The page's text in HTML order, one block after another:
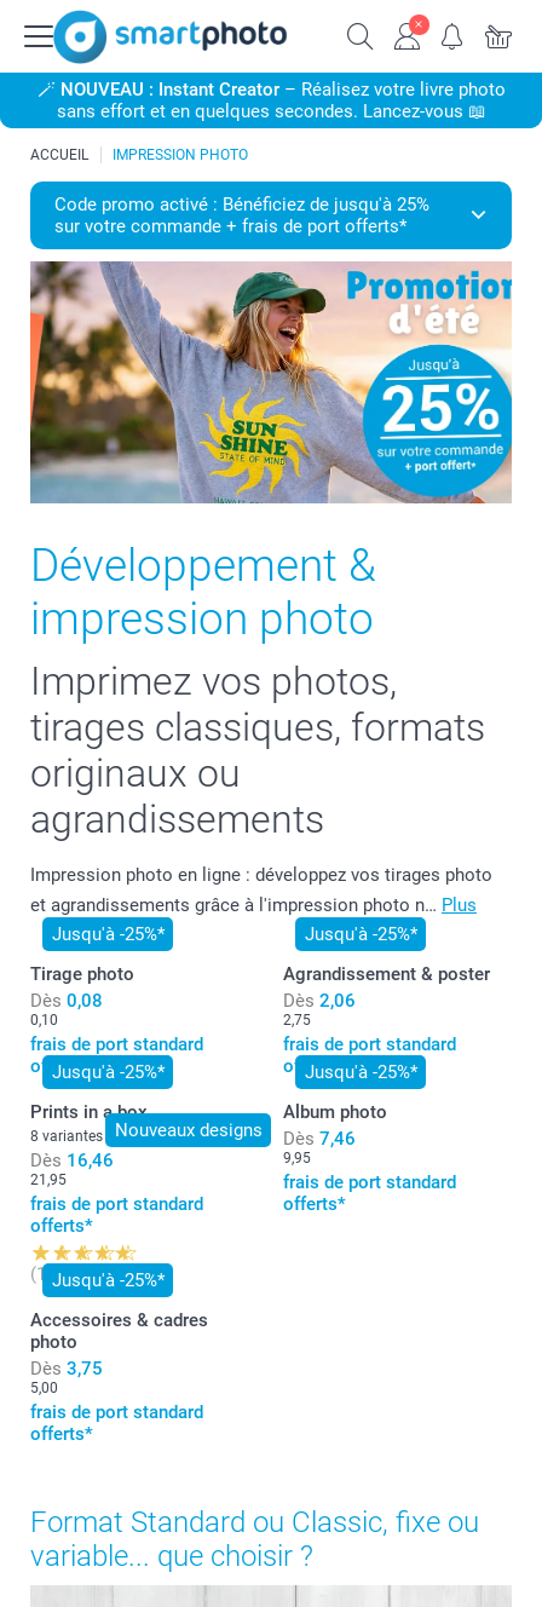
🪄 NOUVEAU : Instant Creator– Réalisez votre livre photo
sans effort et en quelques secondes. Lancez-vous 📖
ACCUEIL IMPRESSION PHOTO
Code promo activé : Bénéficiez de jusqu'à 25%
sur votre commande + frais de port offerts*
Développement &
impression photo
Imprimez vos photos,
tirages classiques, formats
originaux ou
agrandissements
Impression photo en ligne : développez vos tirages photo
et agrandissements grâce à l'impression photo n… Plus
Jusqu'à -25%*
Tirage photo
Dès 0,08
0,10
frais de port standard
offerts*
Jusqu'à -25%*
Agrandissement & poster
Dès 2,06
2,75
frais de port standard
offerts*
Nouveaux designs
Jusqu'à -25%*
Prints in a box
8 variantes
Dès 16,46
21,95
frais de port standard
offerts*
(16 avis)
Jusqu'à -25%*
Album photo
Dès 7,46
9,95
frais de port standard
offerts*
Jusqu'à -25%*
Accessoires & cadres
photo
Dès 3,75
5,00
frais de port standard
offerts*
Format Standard ou Classic, fixe ou
variable... que choisir ?